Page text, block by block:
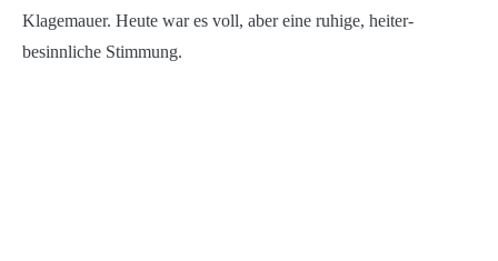
Klagemauer. Heute war es voll, aber eine ruhige, heiter-
besinnliche Stimmung.